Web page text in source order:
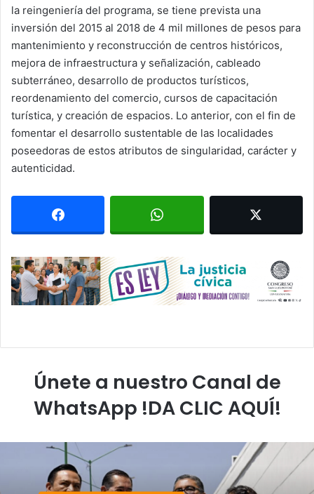
la reingeniería del programa, se tiene prevista una
inversión del 2015 al 2018 de 4 mil millones de pesos para
mantenimiento y reconstrucción de centros históricos,
mejora de infraestructura y señalización, cableado
subterráneo, desarrollo de productos turísticos,
reordenamiento del comercio, cursos de capacitación
turística, y creación de espacios. Lo anterior, con el fin de
fomentar el desarrollo sustentable de las localidades
poseedoras de estos atributos de singularidad, carácter y
autenticidad.
Únete a nuestro Canal de
WhatsApp !DA CLIC AQUÍ!